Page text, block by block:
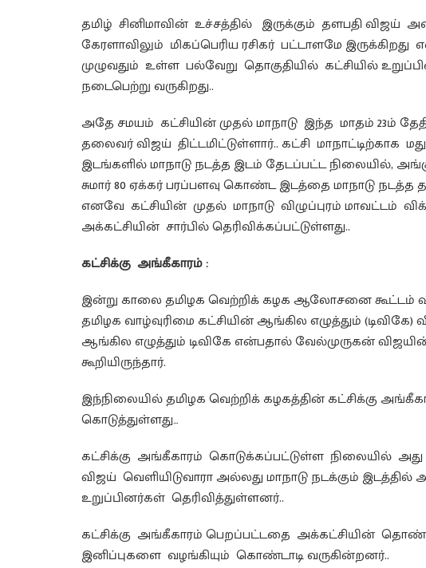
தமிழ் சினிமாவின் உச்சத்தில் இருக்கும் தளபதி விஜய்
கேரளாவிலும் மிகப்பெரிய ரசிகர் பட்டாளமே
முழுவதும் உள்ள பல்வேறு தொகுதியில் கட்சியில்
நடைபெற்று வருகிறது..
அதே சமயம் கட்சியின் முதல் மாநாடு இந்த மாதம் 23ம்
தலைவர் விஜய் திட்டமிட்டுள்ளார்.. கட்சி மாநாட்டிற்காக
இடங்களில் மாநாடு நடத்த இடம் தேடப்பட்ட நிலையில்,
சுமார் 80 ஏக்கர் பரப்பளவு கொண்ட இடத்தை மாநாடு நடத்த
எனவே கட்சியின் முதல் மாநாடு விழுப்புரம் மாவட்டம்
அக்கட்சியின் சார்பில் தெரிவிக்கப்பட்டுள்ளது..
கட்சிக்கு அங்கீகாரம் :
இன்று காலை தமிழக வெற்றிக் கழக ஆலோசனை கூட்டம்
தமிழக வாழ்வுரிமை கட்சியின் ஆங்கில எழுத்தும்
ஆங்கில எழுத்தும் டிவிகே என்பதால் வேல்முருகன்
கூறியிருந்தார்.
இந்நிலையில் தமிழக வெற்றிக் கழகத்தின் கட்சிக்கு
கொடுத்துள்ளது…
கட்சிக்கு அங்கீகாரம் கொடுக்கப்பட்டுள்ள நிலையில்
விஜய் வெளியிடுவாரா அல்லது மாநாடு நடக்கும் இடத்தில்
உறுப்பினர்கள் தெரிவித்துள்ளனர்..
கட்சிக்கு அங்கீகாரம் பெறப்பட்டதை அக்கட்சியின்
இனிப்புகளை வழங்கியும் கொண்டாடி வருகின்றனர்..